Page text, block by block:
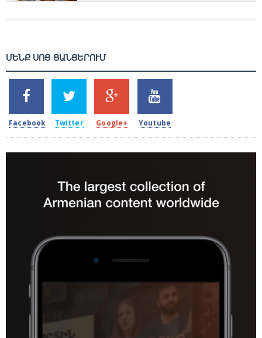
ՄԵՆՔ ՍՈՑ ՑԱՆՑԵՐՈՒՄ
2k
SHARES
Facebook
1.5k
TWEETS
Twitter
203
SHARES
Google+
620
SHARES
Youtube